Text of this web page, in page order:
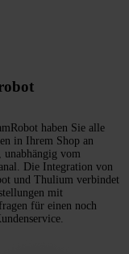
haben Sie alle
in Ihrem Shop an
unabhängig vom
Die Integration von
und Thulium verbindet
mit
für einen noch